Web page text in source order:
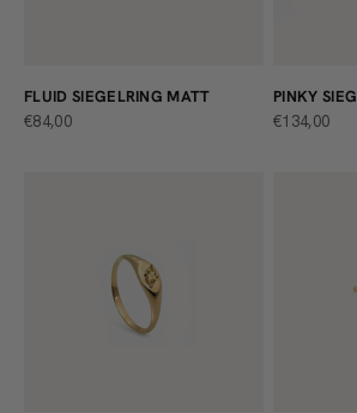
FLUID SIEGELRING MATT
ANGEBOT
€84,00
PINKY
ANGEBOT
€134,00